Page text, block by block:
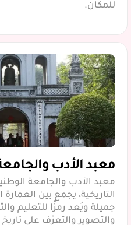
للمكان.
معبد الأدب
معبد الأدب والجامعة
التاريخية، يجمع بين العمارة
جميلة ويُعد رمزًا للتعليم
والتصوير والتعرّف على